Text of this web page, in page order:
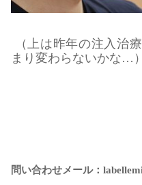
（上は昨年の注入治
まり変わらないかな…）
問い合わせメール：